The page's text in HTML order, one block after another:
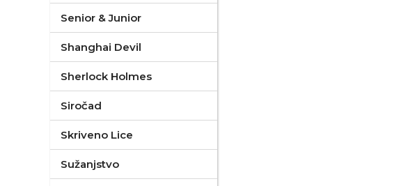
Senior & Junior
Shanghai Devil
Sherlock Holmes
Siročad
Skriveno Lice
Sužanjstvo